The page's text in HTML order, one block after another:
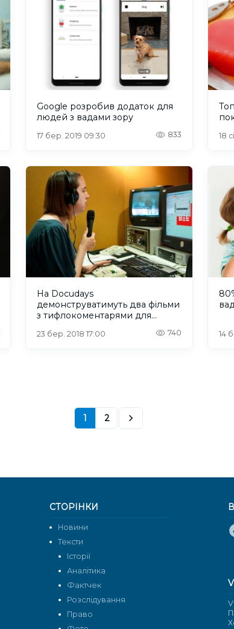
Google розробив додаток для
людей з вадами зору
17 бер. 2019 09:30 833 18
На Docudays
демонструватимуть два фільми
з тифлокоментарями для
23 бер. 2018 17:00 740 14
1 2
СТОРІНКИ
Новини
Тексти
Історії
Аналітика
Фактчек
Розслідування
Право